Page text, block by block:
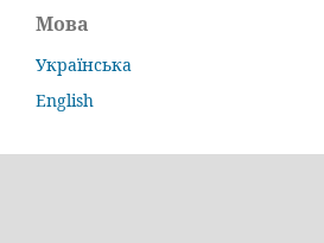
Мова
Українська
English